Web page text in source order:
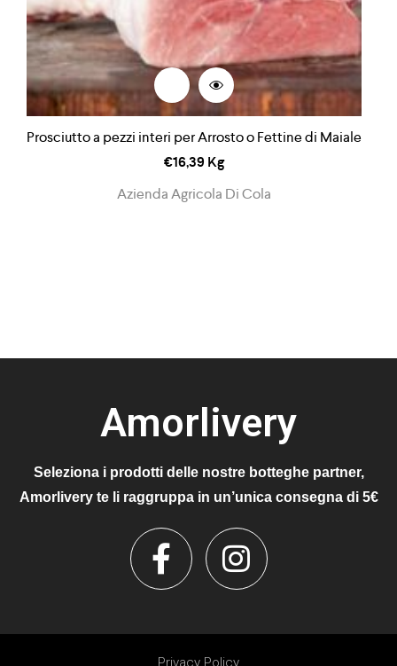
Prosciutto a pezzi interi per Arrosto o Fettine di Maiale
€16,39 Kg
Azienda Agricola Di Cola
Amorlivery
Seleziona i prodotti delle nostre botteghe partner,
Amorlivery te li raggruppa in un’unica consegna di 5€
Privacy Policy